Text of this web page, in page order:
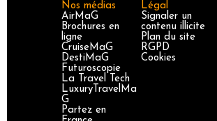
Nos médias
AirMaG
Brochures en
ligne
CruiseMaG
DestiMaG
Futuroscopie
La Travel Tech
LuxuryTravelMa
G
Partez en
Légal
Signaler un
contenu illicite
Plan du site
RGPD
Cookies